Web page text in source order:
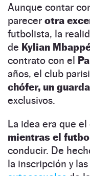
Aunque contar
parecer otra
futbolista, la
de Kylian
contrato con el
años, el club
chófer, un
exclusivos.
La idea era que
mientras el
conducir. De
la inscripción y